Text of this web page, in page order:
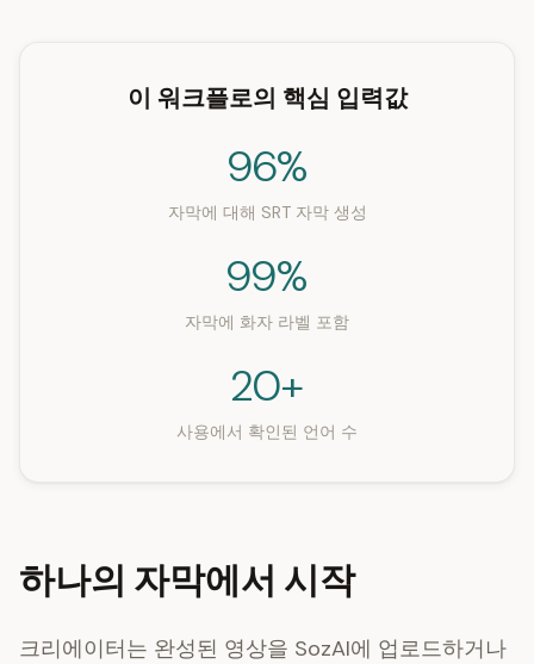
이 워크플로의 핵심 입력값
96%
자막에 대해 SRT 자막 생성
99%
자막에 화자 라벨 포함
20+
사용에서 확인된 언어 수
하나의 자막에서 시작
크리에이터는 완성된 영상을 SozAI에 업로드하거나